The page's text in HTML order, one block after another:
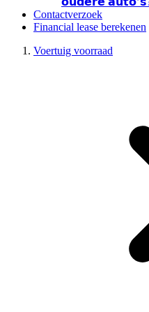
Contactverzoek
Financial lease berekenen
Voertuig voorraad